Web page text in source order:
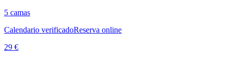
5 camas
Calendario verificadoReserva online
29 €